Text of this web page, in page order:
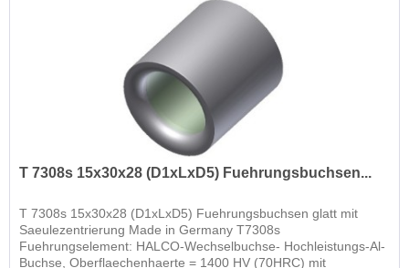
T 7308s 15x30x28 (D1xLxD5) Fuehrungsbuchsen...
T 7308s 15x30x28 (D1xLxD5) Fuehrungsbuchsen glatt mit
Saeulezentrierung Made in Germany T7308s
Fuehrungselement: HALCO-Wechselbuchse- Hochleistungs-Al-
Buchse, Oberflaechenhaerte = 1400 HV (70HRC) mit